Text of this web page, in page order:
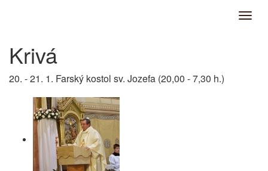
Krivá
20. - 21. 1. Farský kostol sv. Jozefa (20,00 - 7,30 h.)